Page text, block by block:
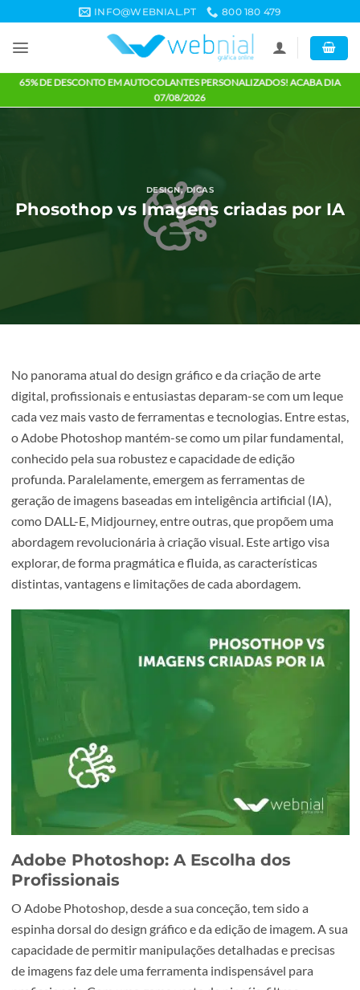
content
INFO@WEBNIAL.PT 800 180 479
65% DE DESCONTO EM AUTOCOLANTES PERSONALIZADOS!
07/08/2026
DESIGN,DICAS
Phosothop vs Imagens criadas
No panorama atual do design gráfico e da criação de arte
digital, profissionais e entusiastas deparam-se com um
cada vez mais vasto de ferramentas e tecnologias. Entre
o Adobe Photoshop mantém-se como um pilar
conhecido pela sua robustez e capacidade de edição
profunda. Paralelamente, emergem as ferramentas de
geração de imagens baseadas em inteligência artificial
como DALL-E, Midjourney, entre outras, que propõem
explorar, de forma pragmática e fluida, as características
distintas, vantagens e limitações de cada abordagem.
Adobe Photoshop: A Escolha dos
Profissionais